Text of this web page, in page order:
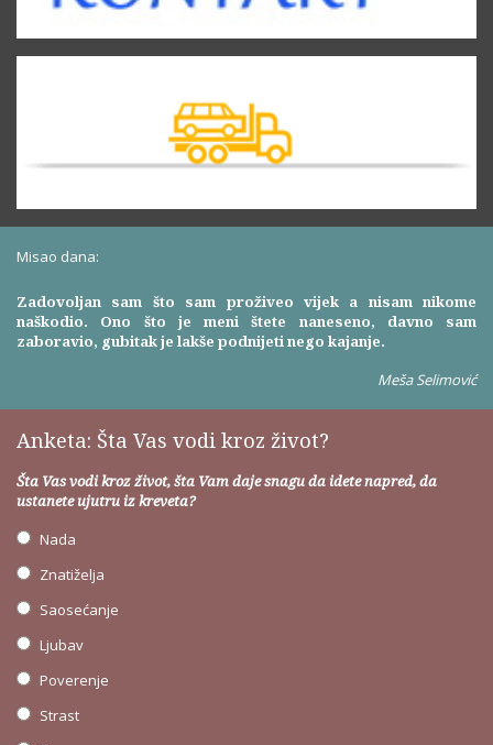
Misao dana:
Zadovoljan sam što sam proživeo vijek a nisam nikome
naškodio. Ono što je meni štete naneseno, davno sam
zaboravio, gubitak je lakše podnijeti nego kajanje.
Meša Selimović
Anketa: Šta Vas vodi kroz život?
Šta Vas vodi kroz život, šta Vam daje snagu da idete napred, da
ustanete ujutru iz kreveta?
Nada
Znatiželja
Saosećanje
Ljubav
Poverenje
Strast